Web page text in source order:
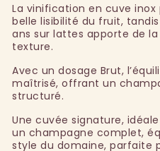
La vinification en cuve
belle lisibilité du fruit,
ans sur lattes apporte de
texture.
Avec un dosage Brut,
maîtrisé, offrant un
structuré.
Une cuvée signature,
un champagne complet,
style du domaine, parfaite